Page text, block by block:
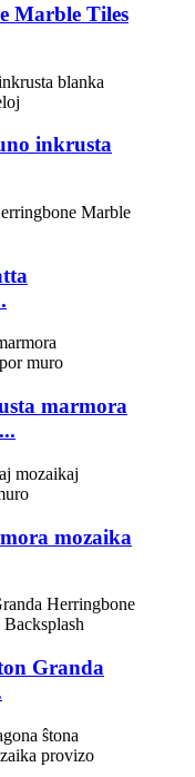
Marble Tiles
inkrusta
marmora
mozaika
Granda